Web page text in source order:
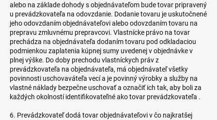
alebo na základe dohody s objednávateľom bude tovar pripravený
u prevádzkovateľa na odovzdanie. Dodanie tovaru je uskutočnené
jeho odovzdaním objednávateľovi alebo odovzdaním tovaru na
prepravu zmluvnému prepravcovi. Vlastnícke právo na tovar
prechádza na objednávateľa dodaním tovaru pod odkladaciou
podmienkou zaplatenia kúpnej sumy uvedenej v objednávke v
plnej výške. Do doby prechodu vlastníckych práv z
prevádzkovateľa na objednávateľa, má objednávateľ všetky
povinnosti uschovaváteľa vecí a je povinný výrobky a služby na
vlastné náklady bezpečne uschovať a označiť ich tak, aby boli za
každých okolností identifikovateľné ako tovar prevádzkovateľa .
6. Prevádzkovateľ dodá tovar objednávateľovi v čo najkratšej